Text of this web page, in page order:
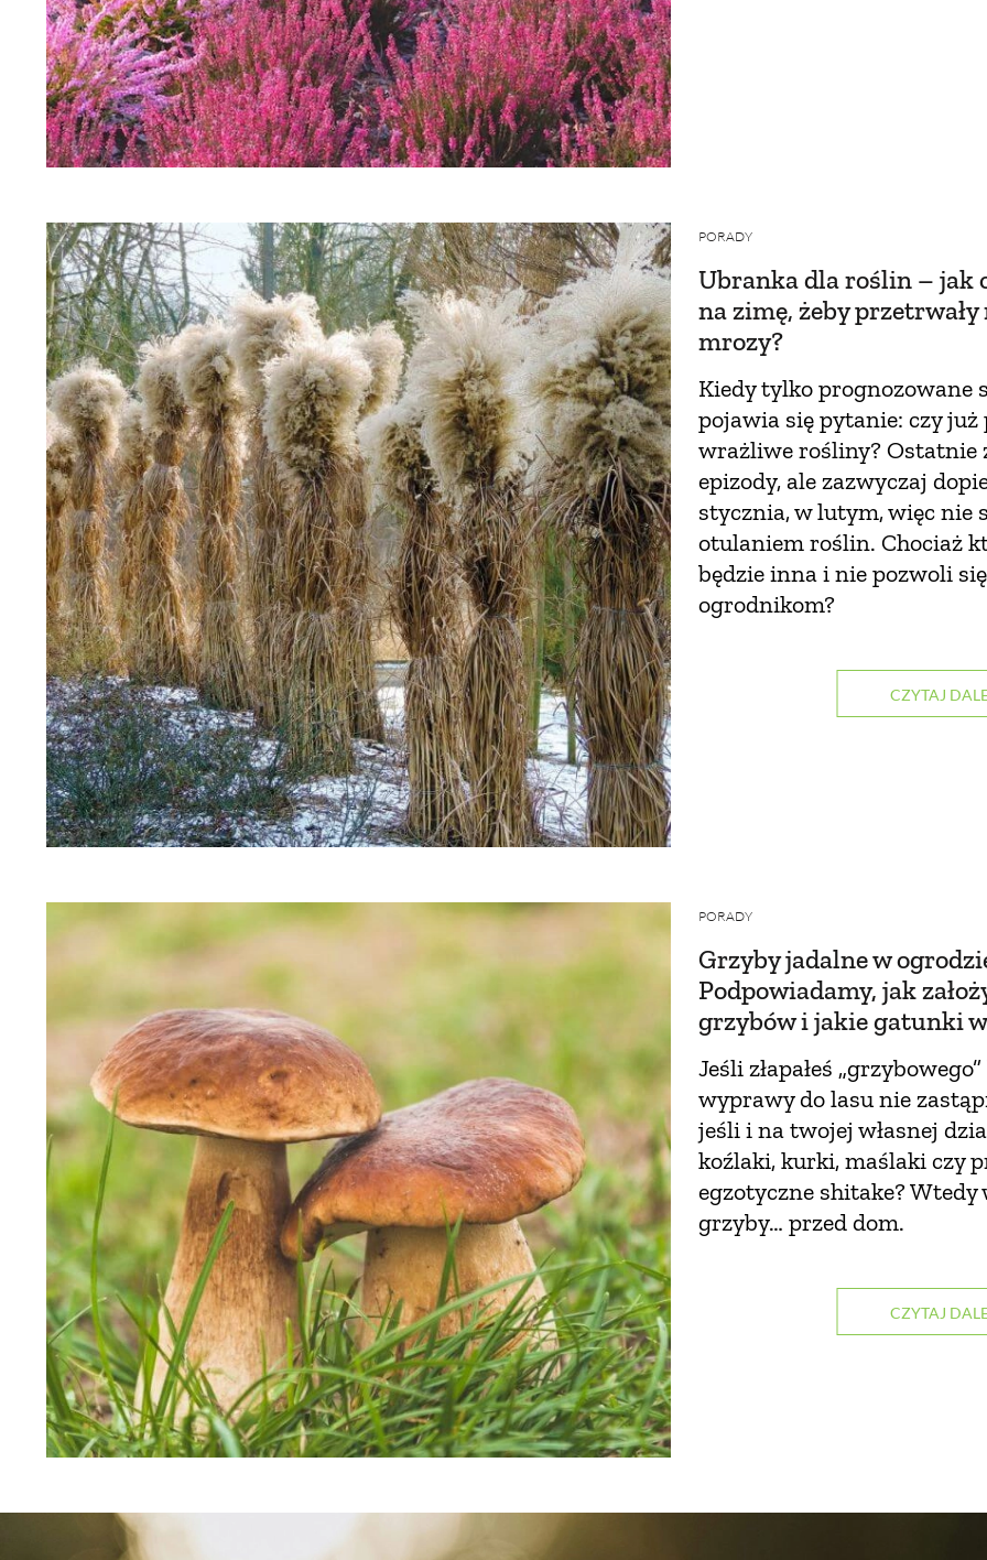
PORADY
Ubranka dla roślin – jak
na zimę, żeby
mrozy?
Kiedy tylko prognozowane
pojawia się pytanie: czy
wrażliwe rośliny? Ostatnie
epizody, ale zazwyczaj
stycznia, w lutym, więc nie
otulaniem roślin. Chociaż
będzie inna i nie pozwoli
ogrodnikom?
CZYTAJ
PORADY
Grzyby jadalne w
Podpowiadamy, jak
grzybów i jakie gatunki
Jeśli złapałeś
wyprawy do lasu nie
jeśli i na twojej własnej
koźlaki, kurki, maślaki czy
egzotyczne shitake?
grzyby… przed dom.
CZYTAJ